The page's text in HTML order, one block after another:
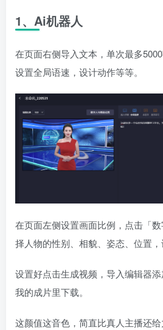
1、Ai机器人
在页面右侧导入文本，单次最多
设置全局语速，设计动作等等。
在页面左侧设置画面比例，点击「
择人物的性别、相貌、姿态、位置，
设置好点击生成视频，导入编辑器
我的成片里下载。
这颜值这音色，简直比真人主播还